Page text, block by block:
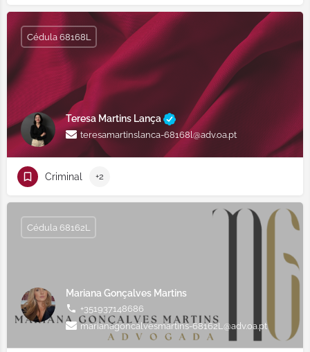
Teresa Martins Lança
teresamartinslanca-68168l@adv.oa.pt
Cédula 68168L
Criminal +2
Mariana Gonçalves Martins
+351937148686
marianagoncalvesmartins-68162L@adv.oa.pt
Cédula 68162L